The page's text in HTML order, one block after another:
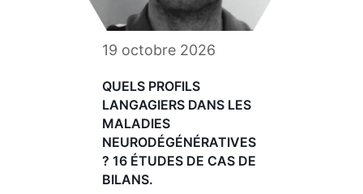
19 octobre 2026
QUELS PROFILS
LANGAGIERS DANS LES
MALADIES
NEURODÉGÉNÉRATIVES
? 16 ÉTUDES DE CAS DE
BILANS.